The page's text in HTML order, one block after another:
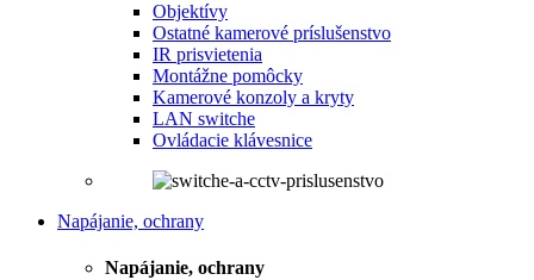
Objektívy
Ostatné kamerové príslušenstvo
IR prisvietenia
Montážne pomôcky
Kamerové konzoly a kryty
LAN switche
Ovládacie klávesnice
Napájanie, ochrany
Napájanie, ochrany